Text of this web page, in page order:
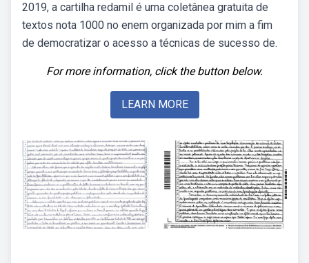
2019, a cartilha redamil é uma coletânea gratuita de
textos nota 1000 no enem organizada por mim a fim
de democratizar o acesso a técnicas de sucesso de.
For more information, click the button below.
LEARN MORE